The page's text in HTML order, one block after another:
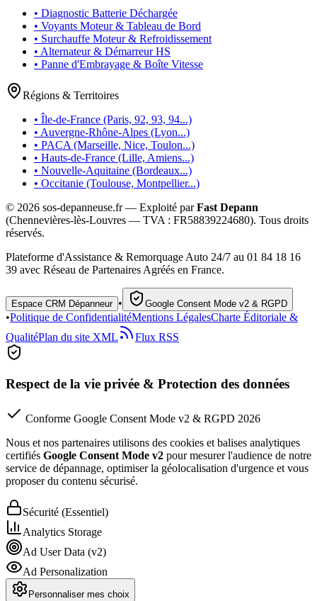
• Diagnostic Batterie Déchargée
• Voyants Moteur & Tableau de Bord
• Surchauffe Moteur & Refroidissement
• Alternateur & Démarreur HS
• Panne d'Embrayage & Boîte Vitesse
Régions & Territoires
• Île-de-France (Paris, 92, 93, 94...)
• Auvergne-Rhône-Alpes (Lyon...)
• PACA (Marseille, Nice, Toulon...)
• Hauts-de-France (Lille, Amiens...)
• Nouvelle-Aquitaine (Bordeaux...)
• Occitanie (Toulouse, Montpellier...)
© 2026 sos-depanneuse.fr — Exploité parFast Depann
(Chennevières-lès-Louvres — TVA : FR58839224680). Tous droits
réservés.
Plateforme d'Assistance & Remorquage Auto 24/7 au 01 84 18 16
39 avec Réseau de Partenaires Agréés en France.
Espace CRM Dépanneur • Google Consent Mode v2 & RGPD
•Politique de ConfidentialitéMentions LégalesCharte Éditoriale &
QualitéPlan du site XML Flux RSS
Respect de la vie privée & Protection des données
Conforme Google Consent Mode v2 & RGPD 2026
Nous et nos partenaires utilisons des cookies et balises analytiques
certifiés Google Consent Mode v2 pour mesurer l'audience de notre
service de dépannage, optimiser la géolocalisation d'urgence et vous
proposer du contenu sécurisé.
Sécurité (Essentiel)
Analytics Storage
Ad User Data (v2)
Ad Personalization
Personnaliser mes choix